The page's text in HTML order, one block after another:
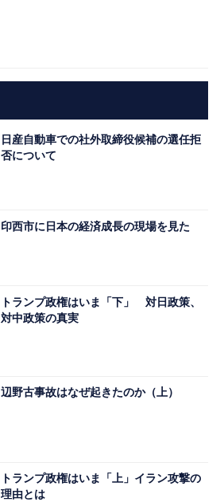
日産自動車での社外取締役候補の選任拒
否について
印西市に日本の経済成長の現場を見た
トランプ政権はいま「下」 対日政策、
対中政策の真実
辺野古事故はなぜ起きたのか（上）
トランプ政権はいま「上」イラン攻撃の
理由とは